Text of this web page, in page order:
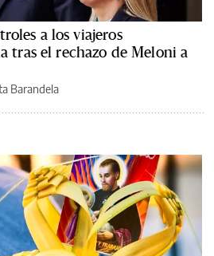
a los viajeros
tras el rechazo de Meloni a
Barandela